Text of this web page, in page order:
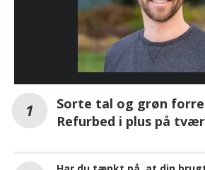
Sorte tal og grøn
Refurbed i plus på